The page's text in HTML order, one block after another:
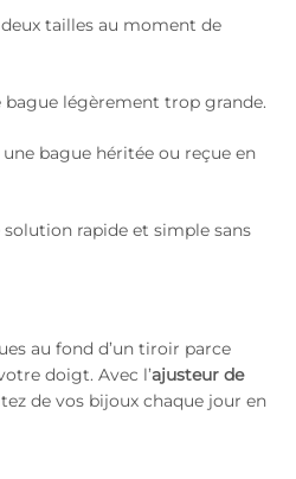
tailles au moment de
bague légèrement trop grande.
bague héritée ou reçue en
rapide et simple sans
au fond d’un tiroir parce
doigt. Avec l’ajusteur de
de vos bijoux chaque jour en